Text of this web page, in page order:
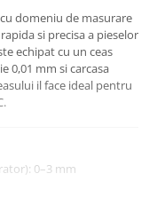
domeniu de masurare
si precisa a pieselor
echipat cu un ceas
0,01 mm si carcasa
il face ideal pentru
0–3 mm